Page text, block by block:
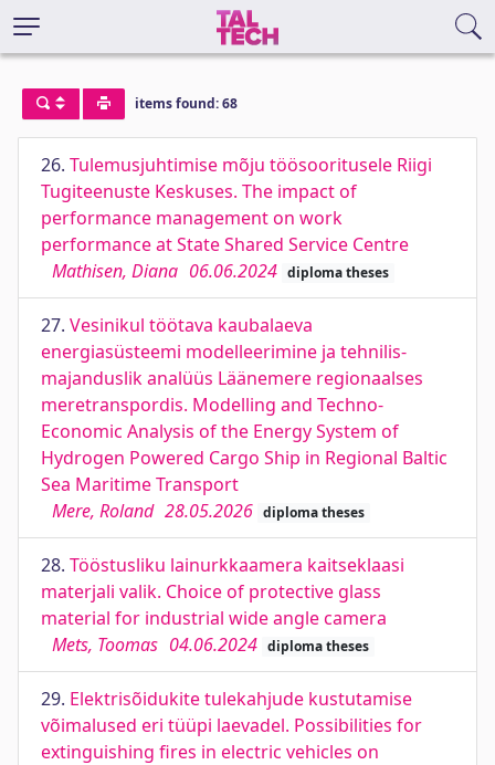
items found: 68
26. Tulemusjuhtimise mõju töösooritusele Riigi
Tugiteenuste Keskuses. The impact of
performance management on work
performance at State Shared Service Centre
Mathisen, Diana 06.06.2024 diploma theses
27. Vesinikul töötava kaubalaeva
energiasüsteemi modelleerimine ja tehnilis-
majanduslik analüüs Läänemere regionaalses
meretranspordis. Modelling and Techno-
Economic Analysis of the Energy System of
Hydrogen Powered Cargo Ship in Regional Baltic
Sea Maritime Transport
Mere, Roland 28.05.2026 diploma theses
28. Tööstusliku lainurkkaamera kaitseklaasi
materjali valik. Choice of protective glass
material for industrial wide angle camera
Mets, Toomas 04.06.2024 diploma theses
29. Elektrisõidukite tulekahjude kustutamise
võimalused eri tüüpi laevadel. Possibilities for
extinguishing fires in electric vehicles on